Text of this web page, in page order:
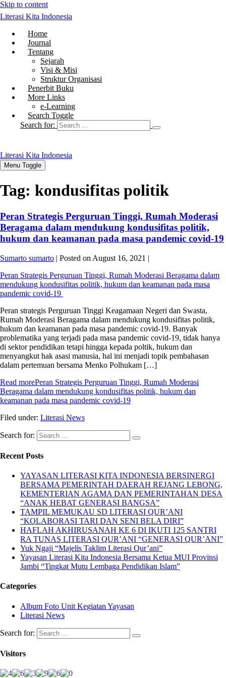
Skip to content
Literasi Kita Indonesia
Home
Journal
Tentang
Sejarah
Visi & Misi
Struktur Organisasi
Penerbit Buku
More Links
e-Learning
Search Toggle
Search for:
Literasi Kita Indonesia
Menu Toggle
Tag: kondusifitas politik
Peran Strategis Perguruan Tinggi, Rumah Moderasi
Beragama dalam mendukung kondusifitas politik,
hukum dan keamanan pada masa pandemic covid-19
Sumarto sumarto | Posted on August 16, 2021 |
Peran Strategis Perguruan Tinggi, Rumah Moderasi Beragama dalam
mendukung kondusifitas politik, hukum dan keamanan pada masa
pandemic covid-19
Peran strategis Perguruan Tinggi Keagamaan Negeri dan Swasta,
Rumah Moderasi Beragama dalam mendukung kondusifitas politik,
hukum dan keamanan pada masa pandemic covid-19. Banyak
problematika yang terjadi pada masa pandemic covid-19, tidak hanya
di sektor pendidikan tetapi hingga kepada poltik, hukum dan
menyangkut hak asasi manusia, hal ini menjadi topik pembahasan
dalam pertemuan bersama Menko Polhukam […]
Read morePeran Strategis Perguruan Tinggi, Rumah Moderasi
Beragama dalam mendukung kondusifitas politik, hukum dan
keamanan pada masa pandemic covid-19
Filed under: Literasi News
Search for:
Recent Posts
YAYASAN LITERASI KITA INDONESIA BERSINERGI
BERSAMA PEMERINTAH DAERAH REJANG LEBONG,
KEMENTERIAN AGAMA DAN PEMERINTAHAN DESA
“ANAK HEBAT GENERASI BANGSA”
TAMPIL MEMUKAU SD LITERASI QUR’ANI
“KOLABORASI TARI DAN SENI BELA DIRI”
HAFLAH AKHIRUSANAH KE 6 DI IKUTI 125 SANTRI
RA TUNAS LITERASI QUR’ANI “GENERASI QUR’ANI”
Yuk Ngaji “Majelis Taklim Literasi Qur’ani”
Yayasan Literasi Kita Indonesia Bersama Ketua MUI Provinsi
Jambi “Tingkat Mutu Lembaga Pendidikan Islam”
Categories
Album Foto Unit Kegiatan Yayasan
Literasi News
Search for:
Visitors